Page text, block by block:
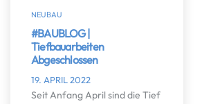
NEUBAU
#BAUBLOG |
Tiefbauarbeiten
Abgeschlossen
19. APRIL 2022
Seit Anfang April sind die Tief